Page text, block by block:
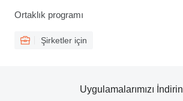
Ortaklık programı
Şirketler için
Uygulamalarımızı İndirin